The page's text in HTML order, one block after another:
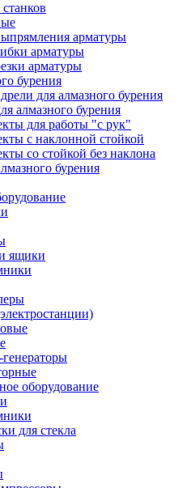
арматуры
арматуры
арматуры
бурения
для алмазного бурения
алмазного бурения
для работы "с рук"
с наклонной стойкой
со стойкой без наклона
бурения
ящики
генераторы
оборудование
для стекла